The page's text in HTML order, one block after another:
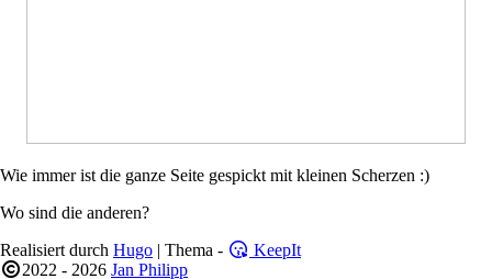
Wie immer ist die ganze Seite gespickt mit kleinen Scherzen :)
Wo sind die anderen?
Realisiert durch Hugo | Thema -
KeepIt
2022 - 2026 Jan Philipp